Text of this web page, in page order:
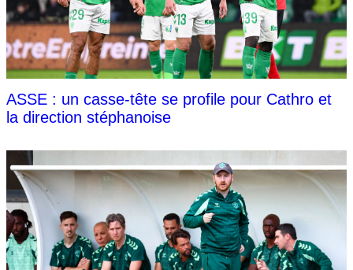
ASSE : un casse-tête se profile pour Cathro et
la direction stéphanoise